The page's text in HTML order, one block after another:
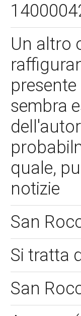
Un altro
sembra
quale,
notizie
San
Si tratta
San